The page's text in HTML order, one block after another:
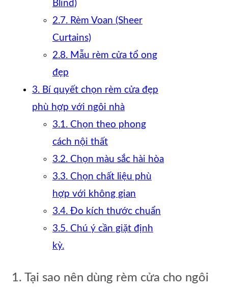
Blind)
2.7. Rèm Voan (Sheer
Curtains)
2.8. Mẫu rèm cửa tổ ong
đẹp
3. Bí quyết chọn rèm cửa đẹp
phù hợp với ngôi nhà
3.1. Chọn theo phong
cách nội thất
3.2. Chọn màu sắc hài hòa
3.3. Chọn chất liệu phù
hợp với không gian
3.4. Đo kích thước chuẩn
3.5. Chú ý cần giặt định
kỳ.
1. Tại sao nên dùng rèm cửa cho ngôi